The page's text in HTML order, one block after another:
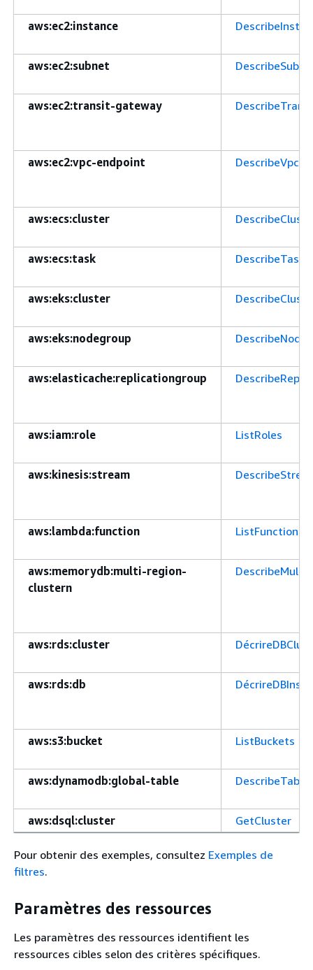
aws:ec2:instance
aws:ec2:subnet
aws:ec2:transit-gateway
aws:ec2:vpc-endpoint
aws:ecs:cluster
aws:ecs:task DescribeTasks
aws:eks:cluster
aws:eks:nodegroup
aws:elasticache:replicationgroup
aws:iam:role ListRoles
aws:kinesis:stream
aws:lambda:function ListFunctions
aws:memorydb:multi-region-
clustern
aws:rds:cluster
aws:rds:db
aws:s3:bucket ListBuckets
aws:dynamodb:global-table DescribeTable
aws:dsql:cluster GetCluster
Pour obtenir des exemples, consultez Exemples de
filtres.
Paramètres des ressources
Les paramètres des ressources identifient les
ressources cibles selon des critères spécifiques.